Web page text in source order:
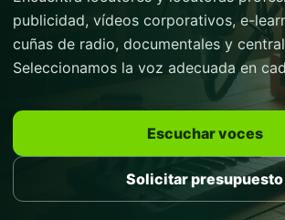
publicidad, vídeos corporativos, e-
cuñas de radio, documentales y
Seleccionamos la voz adecuada en
Escuchar voces
Solicitar presupuesto